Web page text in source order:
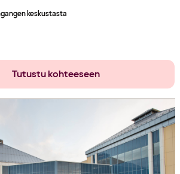
keskustasta
Tutustu kohteeseen